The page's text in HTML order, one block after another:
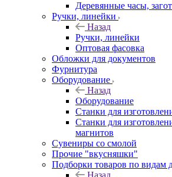
Деревянные часы,
Ручки, линейки
Назад
Ручки, линейки
Оптовая фасовка
Обложки для документов
Фурнитура
Оборудование
Назад
Оборудование
Станки для
Станки для
магнитов
Сувениры со смолой
Прочие "вкусняшки"
Подборки товаров по видам
Назад